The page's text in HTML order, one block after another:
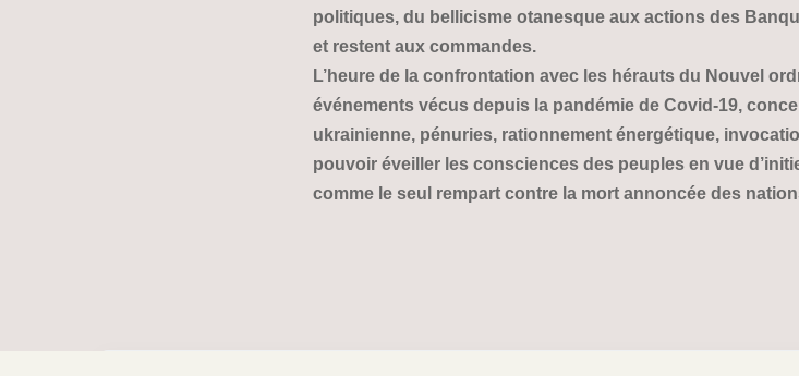
politiques, du bellicisme otanesque aux actions des
et restent aux commandes.
L’heure de la confrontation avec les hérauts du Nouvel
événements vécus depuis la pandémie de Covid-19,
ukrainienne, pénuries, rationnement énergétique,
pouvoir éveiller les consciences des peuples en vue
comme le seul rempart contre la mort annoncée des